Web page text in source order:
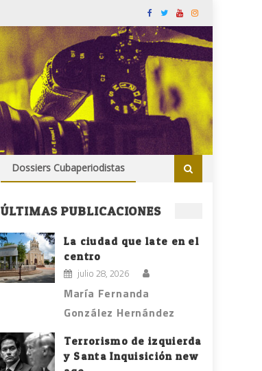
Dossiers Cubaperiodistas
ÚLTIMAS PUBLICACIONES
La ciudad que late en el
centro
julio 28, 2026
María Fernanda
González Hernández
Terrorismo de izquierda
y Santa Inquisición new